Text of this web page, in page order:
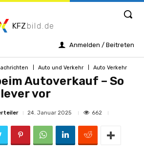
KFZ bild.de
Anmelden / Beitreten
Auto und Verkehr Auto Verkehr
Autoverkauf – So
vor
24. Januar 2025 662